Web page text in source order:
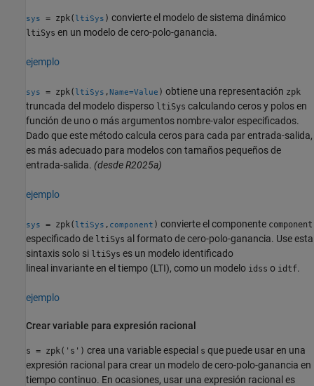
sys = zpk( ltiSys ) convierte el modelo de sistema dinámico
ltiSys en un modelo de cero-polo-ganancia.
ejemplo
sys = zpk( ltiSys , Name=Value ) obtiene una representación zpk
truncada del modelo disperso ltiSys calculando ceros y polos en
función de uno o más argumentos nombre-valor especificados.
Dado que este método calcula ceros para cada par entrada-salida,
es más adecuado para modelos con tamaños pequeños de
entrada-salida. (desde R2025a)
ejemplo
sys = zpk( ltiSys , component ) convierte el componente component
especificado de ltiSys al formato de cero-polo-ganancia. Use esta
sintaxis solo si ltiSys es un modelo identificado
lineal invariante en el tiempo (LTI), como un modelo idss o idtf.
ejemplo
Crear variable para expresión racional
s = zpk('s') crea una variable especial s que puede usar en una
expresión racional para crear un modelo de cero-polo-ganancia en
tiempo continuo. En ocasiones, usar una expresión racional es